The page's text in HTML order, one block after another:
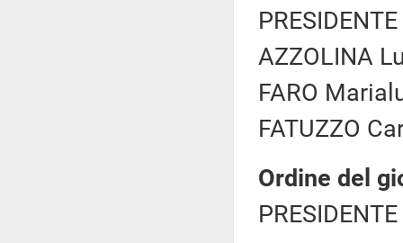
AZZOLINA
FARO
FATUZZO
Ordine del